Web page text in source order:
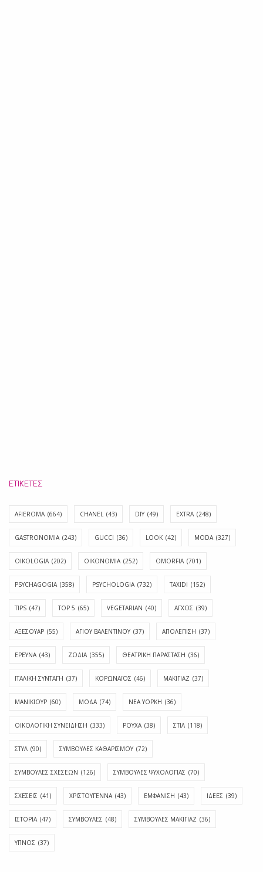
ΕΤΙΚΈΤΕΣ
AFIEROMA (664) CHANEL (43) DIY (49) EXTRA (248)
GASTRONOMIA (243) GUCCI (36) LOOK (42) MODA (327)
OIKOLOGIA (202) OIKONOMIA (252) OMORFIA (701)
PSYCHAGOGIA (358) PSYCHOLOGIA (732) TAXIDI (152)
TIPS (47) TOP 5 (65) VEGETARIAN (40) ΑΓΧΟΣ (39)
ΑΞΕΣΟΥΑΡ (55) ΑΓΊΟΥ ΒΑΛΕΝΤΊΝΟΥ (37) ΑΠΟΛΈΠΙΣΗ (37)
ΕΡΕΥΝΑ (43) ΖΩΔΙΑ (355) ΘΕΑΤΡΙΚΗ ΠΑΡΑΣΤΑΣΗ (36)
ΙΤΑΛΙΚΗ ΣΥΝΤΑΓΗ (37) ΚΟΡΩΝΑΪΟΣ (46) ΜΑΚΙΓΙΑΖ (37)
ΜΑΝΙΚΙΟΥΡ (60) ΜΟΔΑ (74) ΝΕΑ ΥΟΡΚΗ (36)
ΟΙΚΟΛΟΓΙΚΗ ΣΥΝΕΙΔΗΣΗ (333) ΡΟΥΧΑ (38) ΣΤΙΛ (118)
ΣΤΥΛ (90) ΣΥΜΒΟΥΛΕΣ ΚΑΘΑΡΙΣΜΟΥ (72)
ΣΥΜΒΟΥΛΕΣ ΣΧΕΣΕΩΝ (126) ΣΥΜΒΟΥΛΕΣ ΨΥΧΟΛΟΓΙΑΣ (70)
ΣΧΕΣΕΙΣ (41) ΧΡΙΣΤΟΥΓΕΝΝΑ (43) ΕΜΦΆΝΙΣΗ (43) ΙΔΈΕΣ (39)
ΙΣΤΟΡΊΑ (47) ΣΥΜΒΟΥΛΈΣ (48) ΣΥΜΒΟΥΛΈΣ ΜΑΚΙΓΙΆΖ (36)
ΎΠΝΟΣ (37)